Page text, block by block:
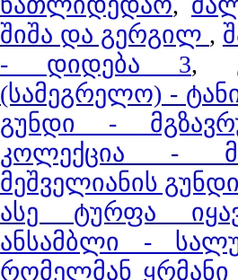
შიშა და გერგილ ,
- დიდება 3,
(სამეგრელო) -
გუნდი -
კოლექცია -
მეშველიანის
ასე ტურფა
ანსამბლი -
რომელმან ყრმანი